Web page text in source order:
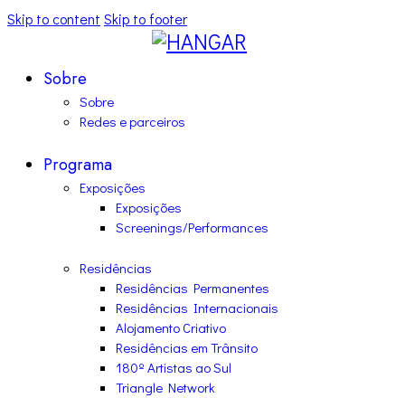
Skip to content Skip to footer
Sobre
Sobre
Redes e parceiros
Programa
Exposições
Exposições
Screenings/Performances
Residências
Residências Permanentes
Residências Internacionais
Alojamento Criativo
Residências em Trânsito
180º Artistas ao Sul
Triangle Network